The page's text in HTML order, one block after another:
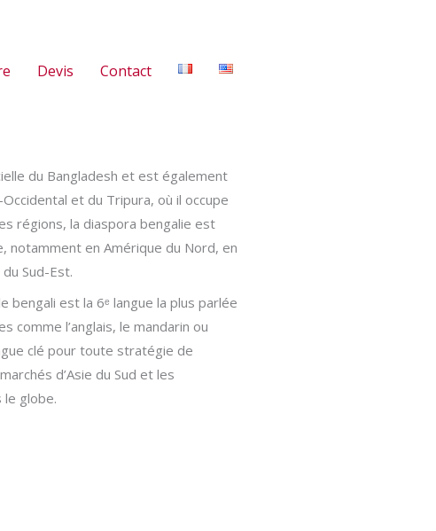
Devis Contact
du Bangladesh et est également
et du Tripura, où il occupe
régions, la diaspora bengalie est
notamment en Amérique du Nord, en
Sud-Est.
bengali est la 6ᵉ langue la plus parlée
comme l’anglais, le mandarin ou
clé pour toute stratégie de
d’Asie du Sud et les
le globe.